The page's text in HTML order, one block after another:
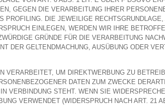
GEGEN DIE VERARBEITUNG IHRER
PROFILING. DIE JEWEILIGE
EINLEGEN, WERDEN WIR IHRE
GRÜNDE FÜR DIE VERARBEITUNG
DER GELTENDMACHUNG, AUSÜBUNG ODER
VERARBEITET, UM DIREKTWERBUNG ZU
DATEN ZUM ZWECKE
VERBINDUNG STEHT. WENN SIE
VERWENDET (WIDERSPRUCH NACH ART. 21